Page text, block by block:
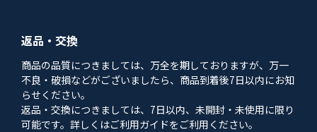
返品・交換
商品の品質につきましては、万全を期しておりますが、万一
不良・破損などがございましたら、商品到着後7日以内にお知
らせください。
返品・交換につきましては、7日以内、未開封・未使用に限り
可能です。詳しくはご利用ガイドをご利用ください。